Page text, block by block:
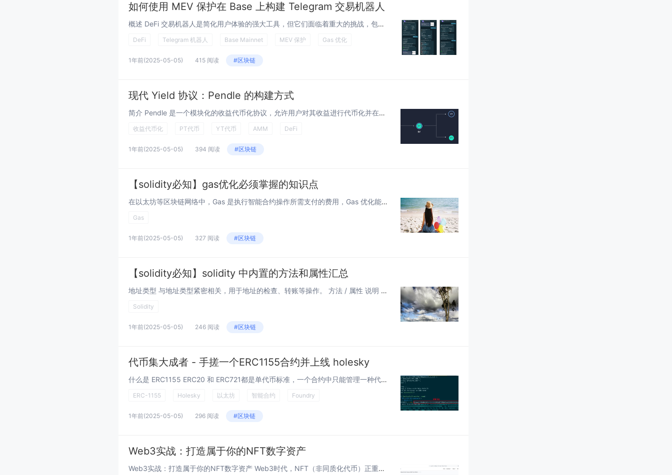
如何使用 MEV 保护在 Base 上构建 Telegram 交易机器人
概述 DeFi 交易机器人是简化用户体验的强大工具，但它们面临着重大的挑战，包括抢跑攻击、因不准确的 gas 定价导致的交易失败以及跨去中心化交易所 (DEX) 的低效路由。为 DeFi 构建安全、用户友好且高性能的 Telegram 交...
DeFi Telegram 机器人 Base Mainnet MEV 保护 Gas 优化
1年前(2025-05-05) 415 阅读 #区块链
现代 Yield 协议：Pendle 的构建方式
简介 Pendle 是一个模块化的收益代币化协议，允许用户对其收益进行代币化并在二级市场中进行操作。Pendle 背后的主要思想是将产生收益的资产分成两部分：“本金”和“收益”，其中本金部分被锁定在协议中，直到到期日，而收益部分可以随...
收益代币化 PT代币 YT代币 AMM DeFi
1年前(2025-05-05) 394 阅读 #区块链
【solidity必知】gas优化必须掌握的知识点
在以太坊等区块链网络中，Gas 是执行智能合约操作所需支付的费用，Gas 优化能够降低交易成本并提升合约执行效率。下面我来5个方面总结常用的 Solidity 智能合约中 Gas 优化的方法： 变量和数据类型方面 选用合适的数据类...
Gas
1年前(2025-05-05) 327 阅读 #区块链
【solidity必知】solidity 中内置的方法和属性汇总
地址类型 与地址类型紧密相关，用于地址的检查、转账等操作。 方法 / 属性 说明 balance 地址的以太币余额，如 address.bala...
Solidity
1年前(2025-05-05) 246 阅读 #区块链
代币集大成者 - 手搓一个ERC1155合约并上线 holesky
什么是 ERC1155 ERC20 和 ERC721都是单代币标准，一个合约中只能管理一种代币。而 ERC1155 的设计目标是统一管理 同质化代币（Fungible Token） 和 非同质化代币（Non-Fungible Token）...
ERC-1155 Holesky 以太坊 智能合约 Foundry
1年前(2025-05-05) 296 阅读 #区块链
Web3实战：打造属于你的NFT数字资产
Web3实战：打造属于你的NFT数字资产 Web3时代，NFT（非同质化代币）正重塑数字所有权的未来。无论是独一无二的艺术品还是虚拟资产，ERC721标准让你轻松实现NFT的创建与管理。本文通过一个完整的实战案例，带你深入Solidity...